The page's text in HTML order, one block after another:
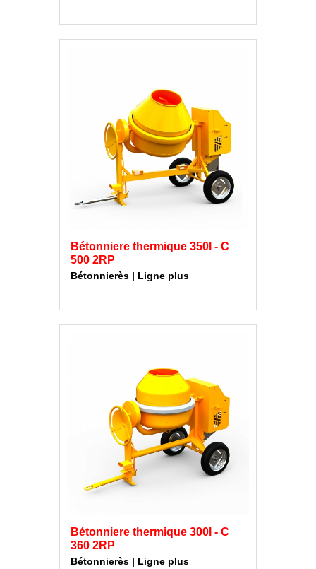
Bétonniere thermique 350l - C
500 2RP
Bétonnierès | Ligne plus
Bétonniere thermique 300l - C
360 2RP
Bétonnierès | Ligne plus